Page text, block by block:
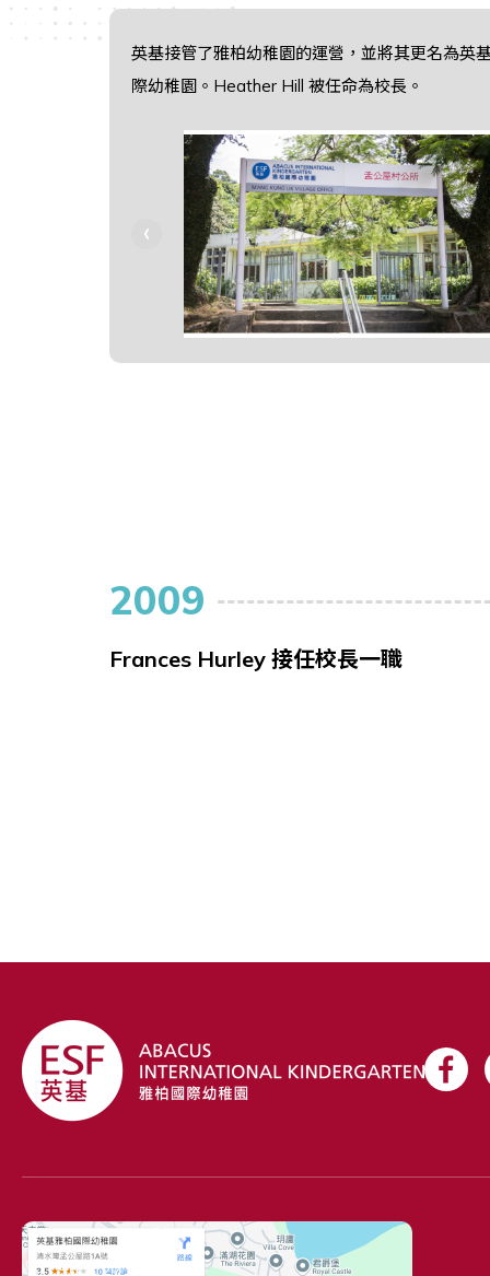
英基接管了雅柏幼稚園的運營，並將其更名為英
際幼稚園。Heather Hill 被任命為校長。
2009
Frances Hurley 接任校長一職
聯絡資料
+852 2719 5712